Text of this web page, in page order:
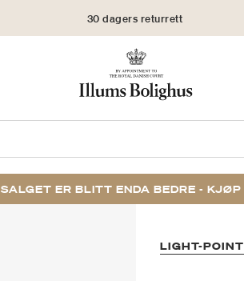
30 dagers returrett
SALGET ER BLITT ENDA BEDRE - KJØP
LIGHT-POINT